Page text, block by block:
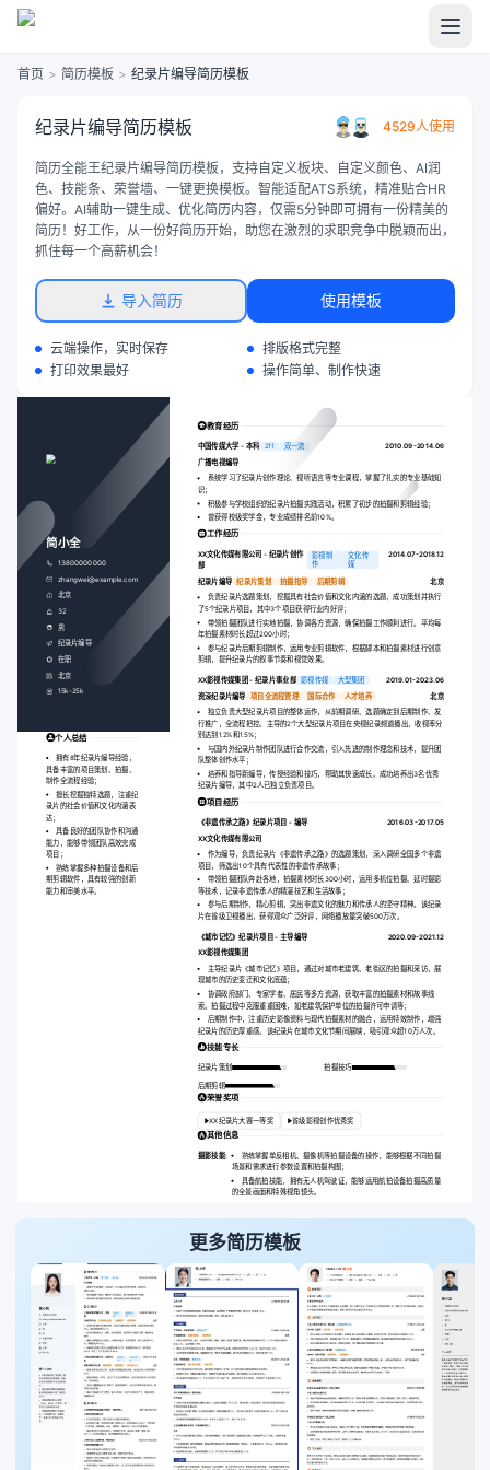
首页 > 简历模板 > 纪录片编导简历模板
纪录片编导简历模板 4529人使用
简历全能王纪录片编导简历模板，支持自定义板块、自定义颜色、AI润
色、技能条、荣誉墙、一键更换模板。智能适配ATS系统，精准贴合HR
偏好。AI辅助一键生成、优化简历内容，仅需5分钟即可拥有一份精美的
简历！好工作，从一份好简历开始，助您在激烈的求职竞争中脱颖而出，
抓住每一个高薪机会！
导入简历 使用模板
云端操作，实时保存
排版格式完整
打印效果最好
操作简单、制作快速
简小全
13800000000
zhangwei@example.com
北京
32
男
纪录片编导
在职
北京
15k-25k
个人总结
拥有8年纪录片编导经验，
具备丰富的项目策划、拍摄、
制作全流程经验；
擅长挖掘独特选题，注重纪
录片的社会价值和文化内涵表
达；
具备良好的团队协作和沟通
能力，能够带领团队高效完成
项目；
熟练掌握多种拍摄设备和后
期剪辑软件，具有较强的创新
能力和审美水平。
教育经历
中国传媒大学 - 本科 211 双一流
2010.09-2014.06
广播电视编导
系统学习了纪录片创作理论、视听语言等专业课程，掌握了扎实的专业基础知
识；
积极参与学校组织的纪录片拍摄实践活动，积累了初步的拍摄和剪辑经验；
曾获得校级奖学金，专业成绩排名前10%。
工作经历
XX文化传媒有限公司 - 纪录片创作
部
影视制
作
文化传
媒
2014.07-2018.12
纪录片编导 纪录片策划 拍摄指导 后期剪辑
北京
负责纪录片选题策划，挖掘具有社会价值和文化内涵的选题，成功策划并执行
了5个纪录片项目，其中3个项目获得行业内好评；
带领拍摄团队进行实地拍摄，协调各方资源，确保拍摄工作顺利进行。平均每
年拍摄素材时长超过200小时；
参与纪录片后期剪辑制作，运用专业剪辑软件，根据脚本和拍摄素材进行创意
剪辑，提升纪录片的叙事节奏和视觉效果。
XX影视传媒集团 - 纪录片事业部 影视传媒 大型集团 2019.01-2023.06
资深纪录片编导 项目全流程管理 国际合作 人才培养
北京
独立负责大型纪录片项目的整体运作，从前期调研、选题确定到后期制作、发
行推广，全流程把控。主导的2个大型纪录片项目在央视纪录频道播出，收视率分
别达到1.2%和1.5%；
与国内外纪录片制作团队进行合作交流，引入先进的制作理念和技术，提升团
队整体创作水平；
培养和指导新编导，传授经验和技巧，帮助其快速成长。成功培养出3名优秀
纪录片编导，其中2人已独立负责项目。
项目经历
《非遗传承之路》纪录片项目 - 编导 2016.03-2017.05
XX文化传媒有限公司
作为编导，负责纪录片《非遗传承之路》的选题策划，深入调研全国多个非遗
项目，筛选出10个具有代表性的非遗传承故事；
带领拍摄团队奔赴各地，拍摄素材时长300小时，运用多机位拍摄、延时摄影
等技术，记录非遗传承人的精湛技艺和生活故事；
参与后期制作，精心剪辑，突出非遗文化的魅力和传承人的坚守精神。该纪录
片在省级卫视播出，获得观众广泛好评，网络播放量突破500万次。
《城市记忆》纪录片项目 - 主导编导 2020.09-2021.12
XX影视传媒集团
主导纪录片《城市记忆》项目，通过对城市老建筑、老街区的拍摄和采访，展
现城市的历史变迁和文化底蕴；
协调政府部门、专家学者、居民等多方资源，获取丰富的拍摄素材和故事线
索。拍摄过程中克服重重困难，如老建筑保护单位的拍摄许可申请等；
后期制作中，注重历史影像资料与现代拍摄素材的融合，运用特效制作，增强
纪录片的历史厚重感。该纪录片在城市文化节期间展映，吸引观众超10万人次。
技能专长
纪录片策划 拍摄技巧
后期剪辑
荣誉奖项
XX纪录片大赛一等奖 省级影视创作优秀奖
其他信息
摄影技能: 熟练掌握单反相机、摄像机等拍摄设备的操作，能够根据不同拍摄
场景和需求进行参数设置和拍摄构图；
具备航拍技能，拥有无人机驾驶证，能够运用航拍设备拍摄高质量
的全景画面和特殊视角镜头。
更多简历模板